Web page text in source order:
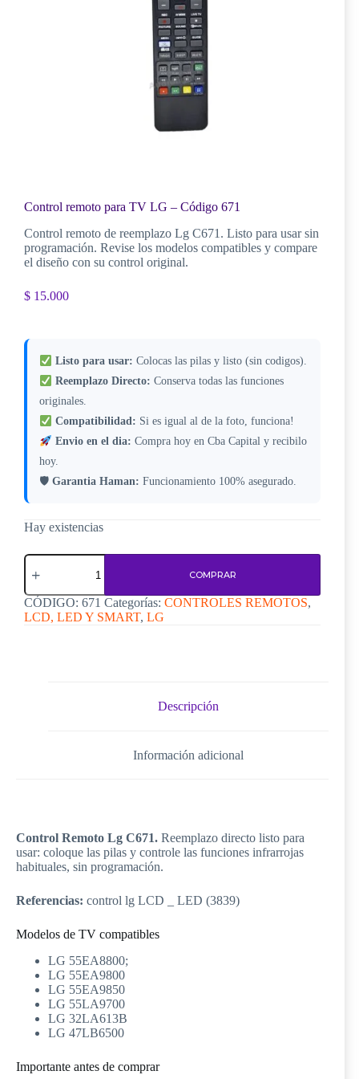
Control remoto para TV LG – Código 671
Control remoto de reemplazo Lg C671. Listo para usar sin
programación. Revise los modelos compatibles y compare
el diseño con su control original.
$ 15.000
Listo para usar: Colocas las pilas y listo (sin codigos).
Reemplazo Directo: Conserva todas las funciones
originales.
Compatibilidad: Si es igual al de la foto, funciona!
Envio en el dia: Compra hoy en Cba Capital y recibilo
hoy.
🛡 Garantia Haman: Funcionamiento 100% asegurado.
Hay existencias
Control
remoto
TV
LG
COMPRAR
CÓDIGO: 671 Categorías: CONTROLES REMOTOS,
LCD, LED Y SMART, LG
Descripción
Información adicional
Control Remoto Lg C671. Reemplazo directo listo para
usar: coloque las pilas y controle las funciones infrarrojas
habituales, sin programación.
Referencias: control lg LCD _ LED (3839)
Modelos de TV compatibles
LG 55EA8800;
LG 55EA9800
LG 55EA9850
LG 55LA9700
LG 32LA613B
LG 47LB6500
Importante antes de comprar